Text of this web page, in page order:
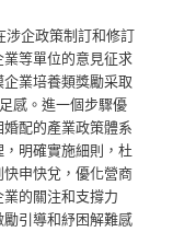
涉企政策制訂和修訂
等單位的意見征求
業培養類獎勵采取
感。進一個步驟優
配的產業政策體系
明確實施細則，杜
申快兌，優化營商
的關注和支撐力
引導和紓困解難感